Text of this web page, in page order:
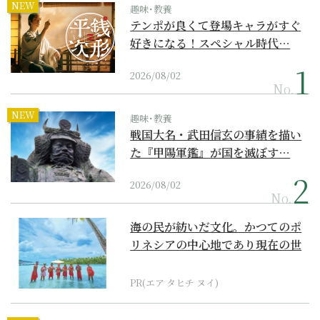
NEW 趣味･教養
テンポが良くて登場キャラがすぐ
好きになる！スペシャル時代…
2026/08/02
No.
NEW 趣味･教養
戦国大名・武田信玄の事績を描い
た『甲陽軍鑑』が国を滅ぼす…
2026/08/02
No.
海の民が紡いだ文化。かつてのポ
リネシアの中心地であり現在の世
PR(エア タヒチ ヌイ)